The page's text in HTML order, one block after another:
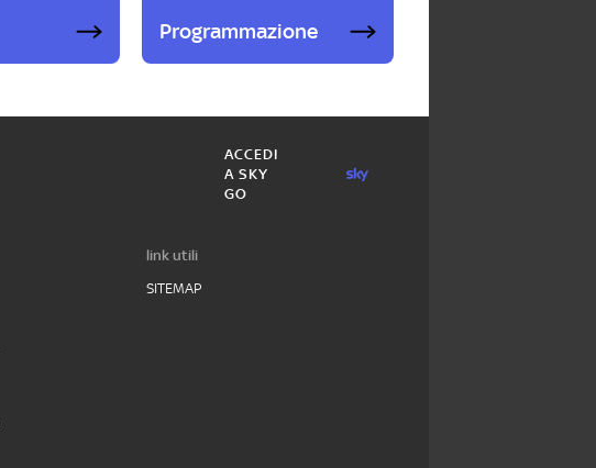
Programmazione
ACCEDI
A SKY
GO
link utili
SITEMAP